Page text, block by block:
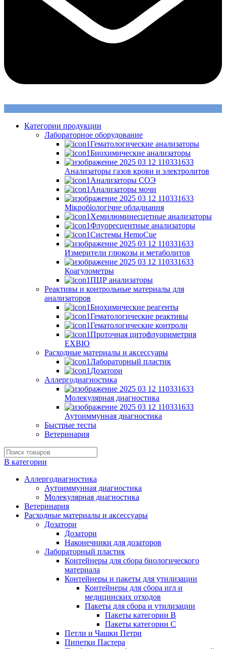
Категории продукции
Лабораторное оборудование
Гематологические анализаторы
Биохимические анализаторы
Анализаторы газов крови и электролитов
Анализаторы СОЭ
Анализаторы мочи
Мікробіологічне обладнання
Хемилюминесцетные анализаторы
Флуоресцентные анализаторы
Системы HemoCue
Измерители глюкозы и метаболитов
Коагулометры
ПЦР анализаторы
Реактивы и контрольные материалы для
анализаторов
Биохимические реагенты
Гематологические реактивы
Гематологические контроли
Проточная цитофлуориметрия
EXBIO
Расходные материалы и аксессуары
Лабораторный пластик
Дозатори
Аллергодиагностика
Молекулярная диагностика
Аутоиммунная диагностика
Быстрые тесты
Ветеринария
В категории
Аллергодиагностика
Аутоиммунная диагностика
Молекулярная диагностика
Ветеринария
Расходные материалы и аксессуары
Дозатори
Дозатори
Наконечники для дозаторов
Лабораторный пластик
Контейнеры для сбора биологического
материала
Контейнеры и пакеты для утилизации
Контейнеры для сбора игл и
медицинских отходов
Пакеты для сбора и утилизации
Пакеты категории B
Пакеты категории C
Петли и Чашки Петри
Пипетки Пастера